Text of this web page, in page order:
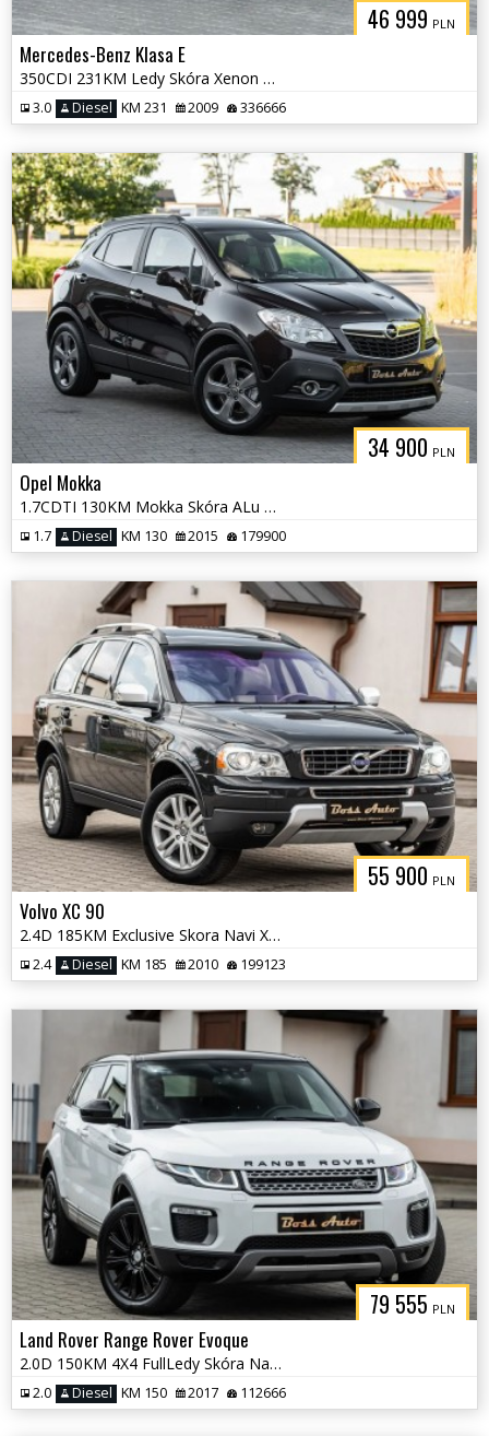
46 999 PLN
Mercedes-Benz Klasa E
350CDI 231KM Ledy Skóra Xenon Navi Full Serwis ASo !!!
3.0 Diesel KM 231 2009 336666
34 900 PLN
Opel Mokka
1.7CDTI 130KM Mokka Skóra ALu Pdc Full Serwis Gwarancjia !!!
1.7 Diesel KM 130 2015 179900
55 900 PLN
Volvo XC 90
2.4D 185KM Exclusive Skora Navi Xenon ALu Szyber 7OS serwis Gwarancjia
2.4 Diesel KM 185 2010 199123
79 555 PLN
Land Rover Range Rover Evoque
2.0D 150KM 4X4 FullLedy Skóra Navi Camera Panorama Fulll! Po Serwisie!
2.0 Diesel KM 150 2017 112666